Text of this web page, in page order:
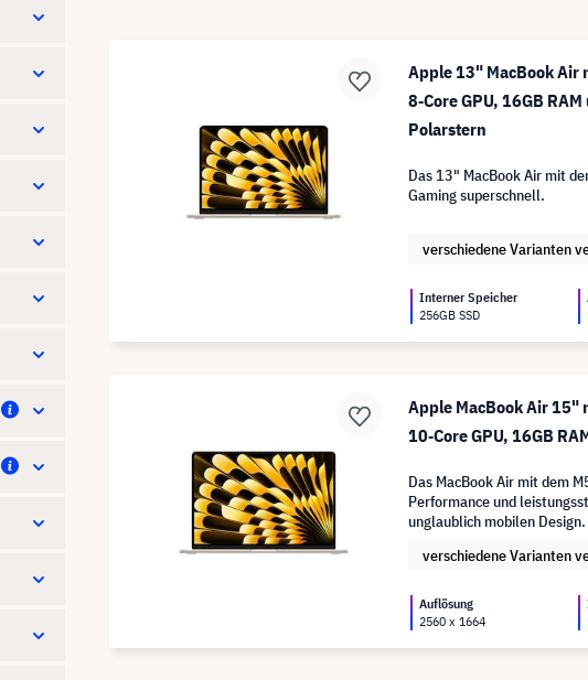
Apple 13" MacBook Air
8‑Core GPU, 16GB
Polarstern
Das 13" MacBook Air mit
Gaming superschnell.
verschiedene Varianten
Interner Speicher
256GB SSD
Apple MacBook Air 15"
10‑Core GPU, 16GB
Das MacBook Air mit dem
Performance und
unglaublich mobilen Design.
verschiedene Varianten
Auflösung
2560 x 1664